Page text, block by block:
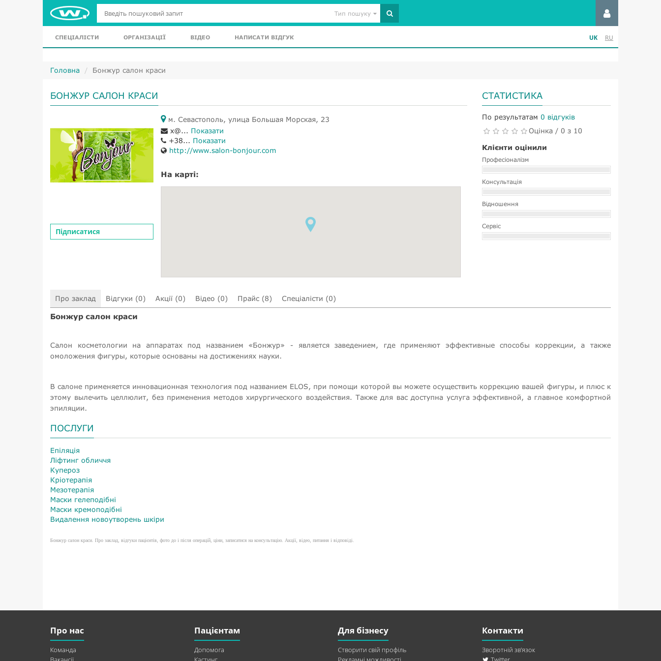
Тип пошуку
СПЕЦІАЛІСТИ ОРГАНІЗАЦІЇ ВІДЕО НАПИСАТИ ВІДГУК UK RU
Головна Бонжур салон краси
БОНЖУР САЛОН КРАСИ
Підписатися
м. Севастополь, улица Большая Морская, 23
x@... Показати
+38... Показати
http://www.salon-bonjour.com
На карті:
СТАТИСТИКА
По результатам 0 відгуків
Оцінка / 0 з 10
Клієнти оцінили
Професіоналізм
Консультація
Відношення
Сервіс
Про заклад Відгуки (0) Акції (0) Відео (0) Прайс (8) Спеціалісти (0)
Бонжур салон краси
Салон косметологии на аппаратах под названием «Бонжур» - является заведением, где применяют эффективные способы коррекции, а также
омоложения фигуры, которые основаны на достижениях науки.
В салоне применяется инновационная технология под названием ELOS, при помощи которой вы можете осуществить коррекцию вашей фигуры, и плюс к
этому вылечить целлюлит, без применения методов хирургического воздействия. Также для вас доступна услуга эффективной, а главное комфортной
эпиляции.
ПОСЛУГИ
Епіляція
Ліфтинг обличчя
Купероз
Кріотерапія
Мезотерапія
Маски гелеподібні
Маски кремоподібні
Видалення новоутворень шкіри
Бонжур салон краси. Про заклад, відгуки пацієнтів, фото до і після операцій, ціни, записатися на консультацію. Акції, відео, питання і відповіді.
Про нас
Команда
Пацієнтам
Допомога
Для бізнесу
Створити свій профіль
Контакти
Зворотній зв’язок